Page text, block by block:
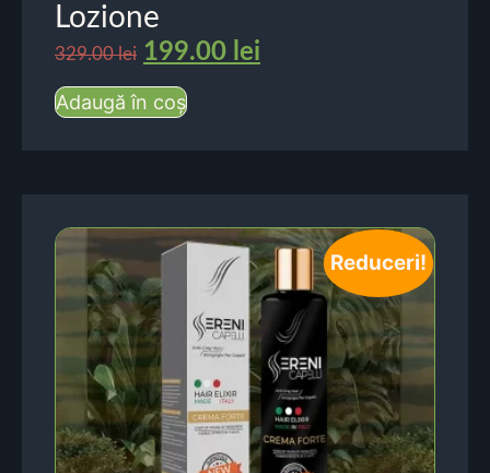
Lozione
329.00lei 199.00 lei
Adaugă în coș
Reduceri!